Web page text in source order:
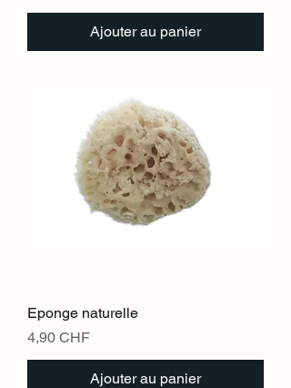
Ajouter au panier
Eponge naturelle
Prix
4,90 CHF
Ajouter au panier